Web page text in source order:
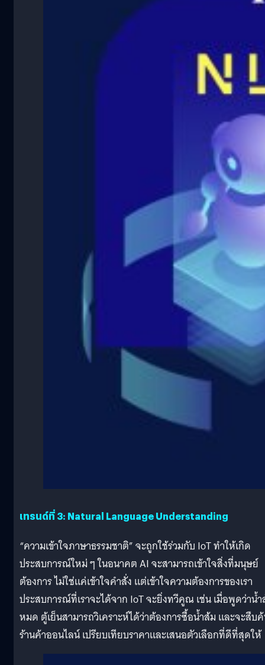
เทรนด์ที่ 3: Natural Language Understanding
“ความเข้าใจภาษาธรรมชาติ” จะถูกใช้ร่วมกับ IoT ทำให้เกิด
ประสบการณ์ใหม่ ๆ ในอนาคต AI จะสามารถเข้าใจสิ่งที่มนุษย์
ต้องการ ไม่ใช่แค่เข้าใจคำสั่ง แต่เข้าใจความต้องการของเรา
ประสบการณ์ที่เราจะได้จาก IoT จะยิ่งทวีคูณ เช่น เมื่อพูดว่าน้
หมด ตู้เย็นสามารถวิเคราะห์ได้ว่าต้องการซื้อน้ำส้ม และจะสืบ
ร้านค้าออนไลน์ เปรียบเทียบราคาและเสนอตัวเลือกที่ดีที่สุดให้